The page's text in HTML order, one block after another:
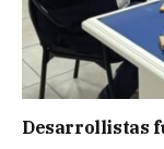
Desarrollistas